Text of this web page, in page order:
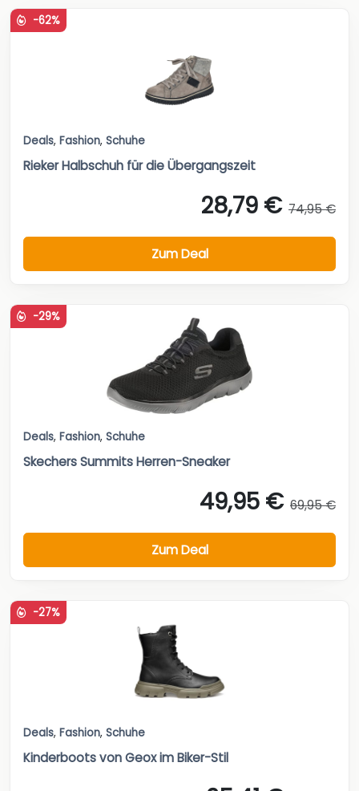
-62%
Deals, Fashion, Schuhe
Rieker Halbschuh für die Übergangszeit
28,79 € 74,95 €
Zum Deal
-29%
Deals, Fashion, Schuhe
Skechers Summits Herren-Sneaker
49,95 € 69,95 €
Zum Deal
-27%
Deals, Fashion, Schuhe
Kinderboots von Geox im Biker-Stil